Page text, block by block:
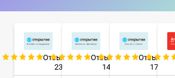
Отзывы:
23
Отзывы:
14
Отзывы:
17